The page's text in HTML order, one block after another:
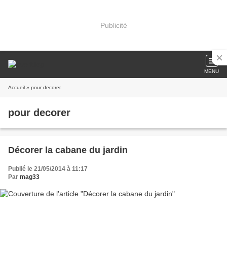
Publicité
MENU
Accueil » pour decorer
pour decorer
Décorer la cabane du jardin
Publié le 21/05/2014 à 11:17
Par mag33